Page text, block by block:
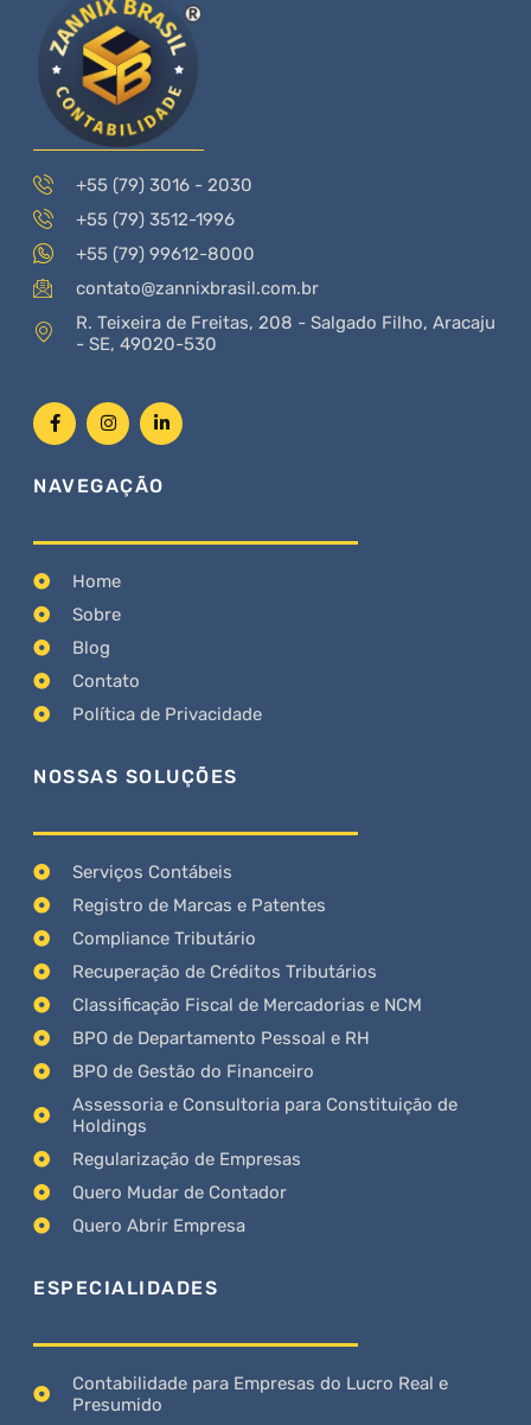
+55 (79) 3016 - 2030
+55 (79) 3512-1996
+55 (79) 99612-8000
contato@zannixbrasil.com.br
R. Teixeira de Freitas, 208 - Salgado Filho, Aracaju
- SE, 49020-530
NAVEGAÇÃO
Home
Sobre
Blog
Contato
Política de Privacidade
NOSSAS SOLUÇÕES
Serviços Contábeis
Registro de Marcas e Patentes
Compliance Tributário
Recuperação de Créditos Tributários
Classificação Fiscal de Mercadorias e NCM
BPO de Departamento Pessoal e RH
BPO de Gestão do Financeiro
Assessoria e Consultoria para Constituição de
Holdings
Regularização de Empresas
Quero Mudar de Contador
Quero Abrir Empresa
ESPECIALIDADES
Contabilidade para Empresas do Lucro Real e
Presumido